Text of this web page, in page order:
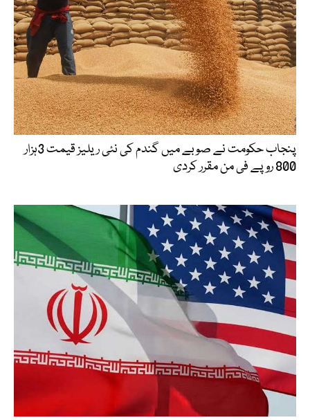
پنجاب حکومت نے صوبے میں گندم کی نئی ریلیز قیمت 3ہزار
800 روپے فی من مقرر کردی